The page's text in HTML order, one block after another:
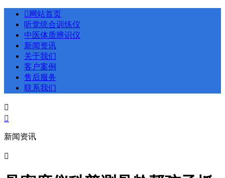
 网站首页
听觉统合训练仪
中医体质辨识仪
新闻资讯
关于我们
客户案例
售后服务
联系我们


新闻资讯
